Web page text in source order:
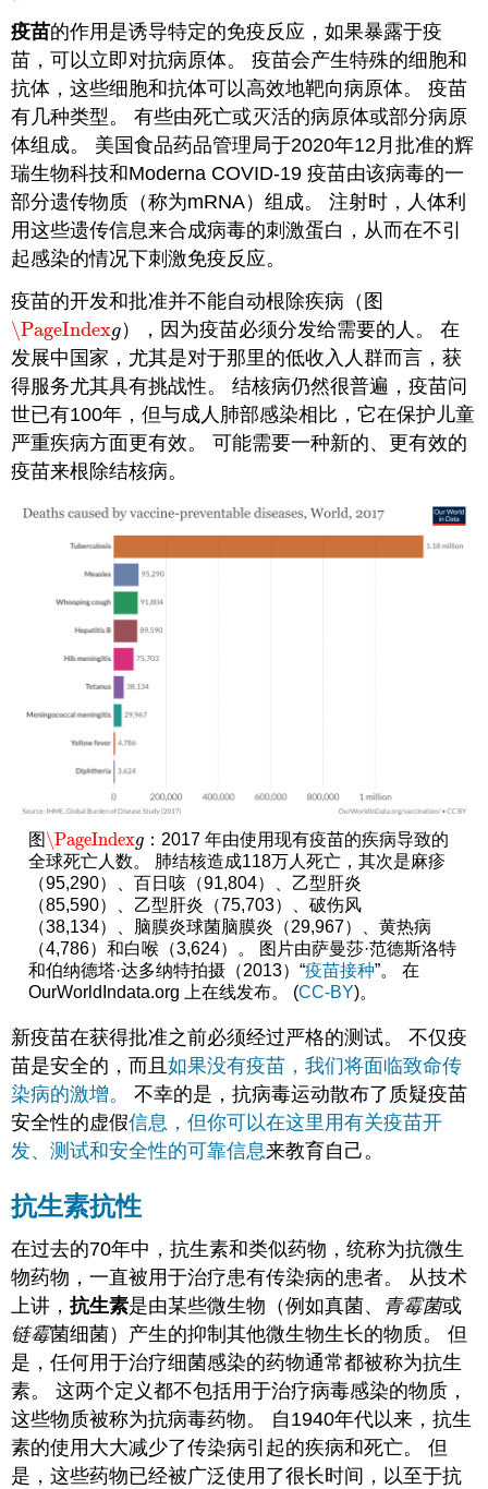
疫苗的作用是诱导特定的免疫反应，如果暴露于疫
苗，可以立即对抗病原体。 疫苗会产生特殊的细胞和
抗体，这些细胞和抗体可以高效地靶向病原体。 疫苗
有几种类型。 有些由死亡或灭活的病原体或部分病原
体组成。 美国食品药品管理局于2020年12月批准的辉
瑞生物科技和Moderna COVID-19 疫苗由该病毒的一
部分遗传物质（称为mRNA）组成。 注射时，人体利
用这些遗传信息来合成病毒的刺激蛋白，从而在不引
起感染的情况下刺激免疫反应。
疫苗的开发和批准并不能自动根除疾病（图
\PageIndexg
\PageIndexg），因为疫苗必须分发给需要的人。 在
发展中国家，尤其是对于那里的低收入人群而言，获
得服务尤其具有挑战性。 结核病仍然很普遍，疫苗问
世已有100年，但与成人肺部感染相比，它在保护儿童
严重疾病方面更有效。 可能需要一种新的、更有效的
疫苗来根除结核病。
图\PageIndexg
\PageIndexg ：2017 年由使用现有疫苗的疾病导致的
全球死亡人数。 肺结核造成118万人死亡，其次是麻疹
（95,290）、百日咳（91,804）、乙型肝炎
（85,590）、乙型肝炎（75,703）、破伤风
（38,134）、脑膜炎球菌脑膜炎（29,967）、黄热病
（4,786）和白喉（3,624）。 图片由萨曼莎·范德斯洛特
和伯纳德塔·达多纳特拍摄（2013）“疫苗接种”。 在
OurWorldIndata.org 上在线发布。 (CC-BY)。
新疫苗在获得批准之前必须经过严格的测试。 不仅疫
苗是安全的，而且如果没有疫苗，我们将面临致命传
染病的激增。
不幸的是，抗病毒运动散布了质疑疫苗
安全性的虚假信息，但你可以在这里用有关疫苗开
发、测试和安全性的可靠信息来教育自己。
抗生素抗性
在过去的70年中，抗生素和类似药物，统称为抗微生
物药物，一直被用于治疗患有传染病的患者。 从技术
上讲，抗生素是由某些微生物（例如真菌、 青霉菌或
链霉菌细菌）产生的抑制其他微生物生长的物质。 但
是，任何用于治疗细菌感染的药物通常都被称为抗生
素。 这两个定义都不包括用于治疗病毒感染的物质，
这些物质被称为抗病毒药物。 自1940年代以来，抗生
素的使用大大减少了传染病引起的疾病和死亡。 但
是，这些药物已经被广泛使用了很长时间，以至于抗